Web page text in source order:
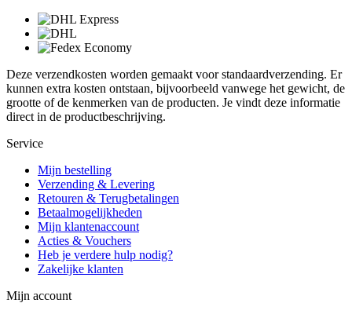
Deze verzendkosten worden gemaakt voor standaardverzending. Er
kunnen extra kosten ontstaan, bijvoorbeeld vanwege het gewicht, de
grootte of de kenmerken van de producten. Je vindt deze informatie
direct in de productbeschrijving.
Service
Mijn bestelling
Verzending & Levering
Retouren & Terugbetalingen
Betaalmogelijkheden
Mijn klantenaccount
Acties & Vouchers
Heb je verdere hulp nodig?
Zakelijke klanten
Mijn account